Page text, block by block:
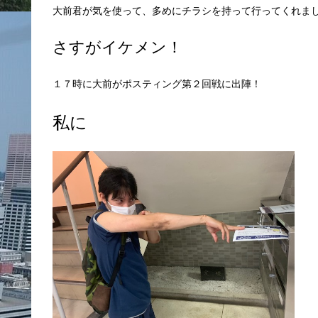
大前君が気を使って、多めにチラシを持って行ってくれま
さすがイケメン！
１７時に大前がポスティング第２回戦に出陣！
私に